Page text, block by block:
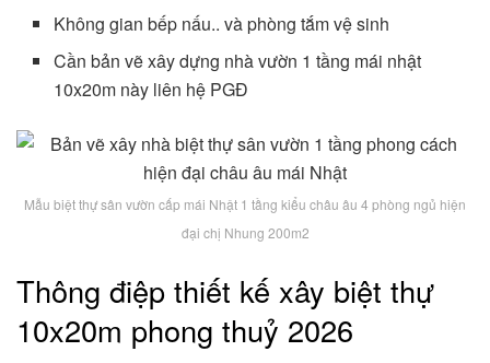
Không gian bếp nấu.. và phòng tắm vệ sinh
Cần bản vẽ xây dựng nhà vườn 1 tầng mái nhật
10x20m này liên hệ PGĐ
Mẫu biệt thự sân vườn cấp mái Nhật 1 tầng kiểu châu âu 4 phòng ngủ hiện
đại chị Nhung 200m2
Thông điệp thiết kế xây biệt thự
10x20m phong thuỷ 2026